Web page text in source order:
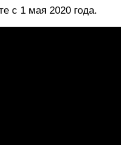
с 1 мая 2020 года.